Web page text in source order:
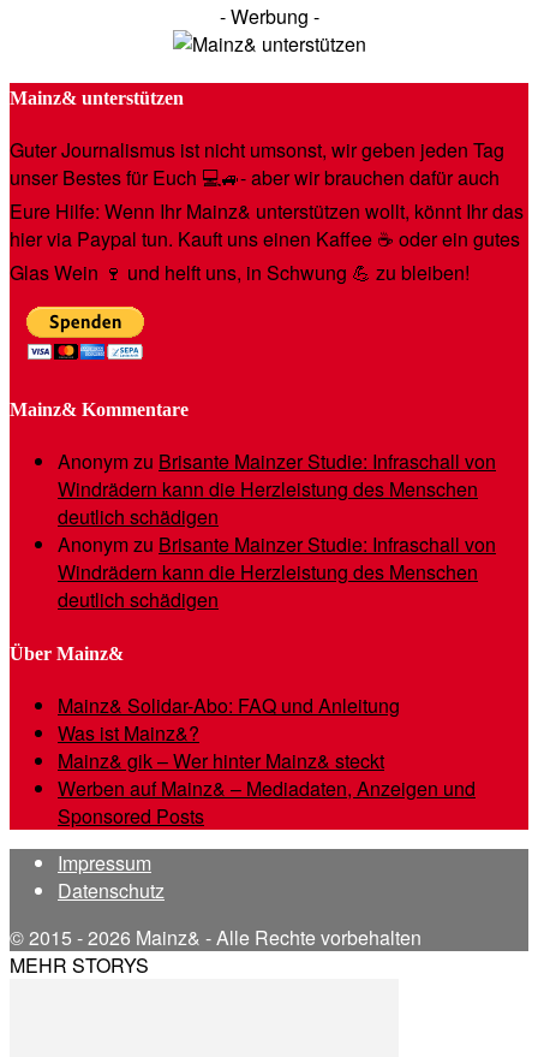
- Werbung -
Mainz& unterstützen
Guter Journalismus ist nicht umsonst, wir geben jeden Tag
unser Bestes für Euch 💻🚙- aber wir brauchen dafür auch
Eure Hilfe: Wenn Ihr Mainz& unterstützen wollt, könnt Ihr das
hier via Paypal tun. Kauft uns einen Kaffee ☕️ oder ein gutes
Glas Wein 🍷 und helft uns, in Schwung 💪 zu bleiben!
Mainz& Kommentare
Anonymzu Brisante Mainzer Studie: Infraschall von
Windrädern kann die Herzleistung des Menschen
deutlich schädigen
Anonymzu Brisante Mainzer Studie: Infraschall von
Windrädern kann die Herzleistung des Menschen
deutlich schädigen
Über Mainz&
Mainz& Solidar-Abo: FAQ und Anleitung
Was ist Mainz&?
Mainz& gik – Wer hinter Mainz& steckt
Werben auf Mainz& – Mediadaten, Anzeigen und
Sponsored Posts
Impressum
Datenschutz
© 2015 - 2026 Mainz& - Alle Rechte vorbehalten
MEHR STORYS